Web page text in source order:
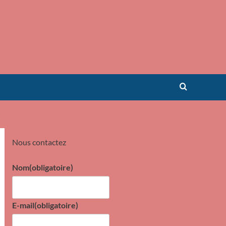
Nous contactez
Nom(obligatoire)
E-mail(obligatoire)